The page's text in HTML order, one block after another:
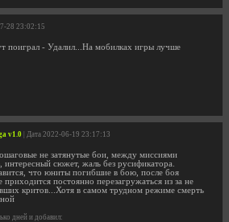
28 23:02:15
поиграл - Удалил...На мобилках игры лучше
v1.0 | Дата 2022-06-19 23:17:13
не затянутые бои, между миссиями
сюжет, жаль без русификатора.
что юниты погибшие в бою, после боя
приходится постоянно перезагружаться из за не
критов...Хотя в самом трудном режиме смерть
дней и добавил: